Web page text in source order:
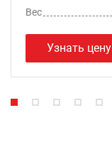
Вес
Узнать цену